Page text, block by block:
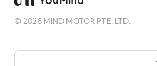
©2026 MIND MOTOR PTE. LTD.